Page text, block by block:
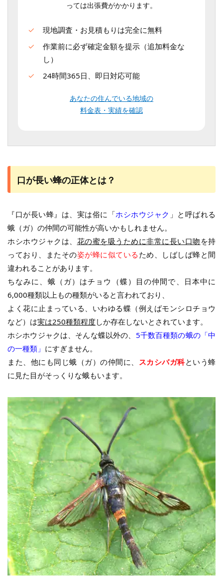
っては出張費がかかります。
現地調査・お見積もりは完全に無料
作業前に必ず確定金額を提示（追加料金な
し）
24時間365日、即日対応可能
あなたの住んでいる地域の
料金表・実績を確認
口が長い蜂の正体とは？
『口が長い蜂』は、実は俗に「ホシホウジャク 」と呼ばれる
蛾（ガ）の仲間の可能性が高いかもしれません。
ホシホウジャクは、 花の蜜を吸うために非常に長い口吻 を持
っており、またその姿が蜂に似ている ため、しばしば蜂と間
違われることがあります。
ちなみに、蛾（ガ）はチョウ（蝶）目の仲間で、日本中に
6,000種類以上もの種類がいると言われており、
よく花に止まっている、いわゆる蝶（例えばモンシロチョウ
など）は実は250種類程度しか存在しないとされています。
ホシホウジャクは、そんな蝶以外の、 5千数百種類の蛾の「中
の一種類」 にすぎません。
また、他にも同じ蛾（ガ）の仲間に、 スカシバガ科という蜂
に見た目がそっくりな蛾もいます。